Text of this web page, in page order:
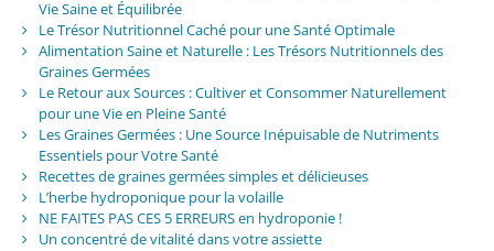
Vie Saine et Équilibrée
Le Trésor Nutritionnel Caché pour une Santé Optimale
Alimentation Saine et Naturelle : Les Trésors Nutritionnels des
Graines Germées
Le Retour aux Sources : Cultiver et Consommer Naturellement
pour une Vie en Pleine Santé
Les Graines Germées : Une Source Inépuisable de Nutriments
Essentiels pour Votre Santé
Recettes de graines germées simples et délicieuses
L’herbe hydroponique pour la volaille
NE FAITES PAS CES 5 ERREURS en hydroponie !
Un concentré de vitalité dans votre assiette